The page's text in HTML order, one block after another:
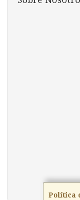
Política